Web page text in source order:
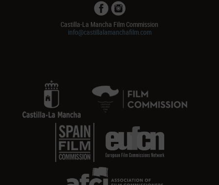
Castilla-La Mancha Film Commission
info@castillalamanchafilm.com